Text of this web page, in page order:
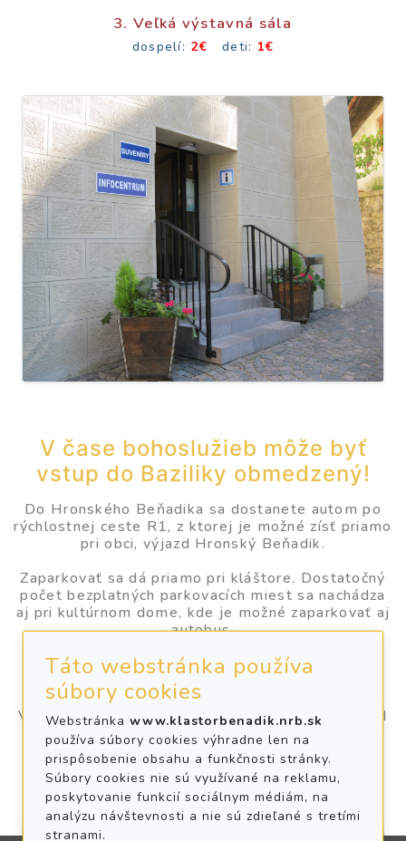
3. Veľká výstavná sála
dospelí: 2€ deti: 1€
V čase bohoslužieb môže byť
vstup do Baziliky obmedzený!
Do Hronského Beňadika sa dostanete autom po
rýchlostnej ceste R1, z ktorej je možné zísť priamo
pri obci, výjazd Hronský Beňadik.
Zaparkovať sa dá priamo pri kláštore. Dostatočný
počet bezplatných parkovacích miest sa nachádza
aj pri kultúrnom dome, kde je možné zaparkovať aj
autobus.
Priame autobusové spojenie je dostupné zo
Zlatých Moraviec, Levíc alebo Novej Bane.
Vlakom sa k nám dostanete z Levíc a zo Žiaru nad
Hronom.
Tešíme sa na vašu návštevu!
Táto webstránka používa
súbory cookies
Webstránka www.klastorbenadik.nrb.sk
používa súbory cookies výhradne len na
prispôsobenie obsahu a funkčnosti stránky.
Súbory cookies nie sú využívané na reklamu,
poskytovanie funkcií sociálnym médiám, na
analýzu návštevnosti a nie sú zdieľané s tretími
stranami.